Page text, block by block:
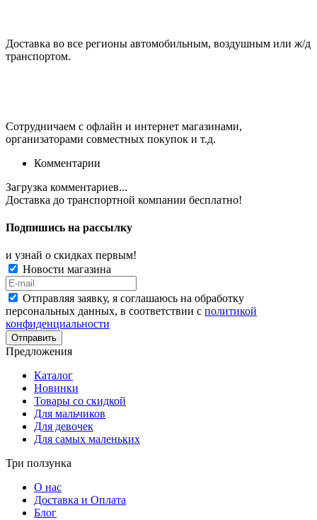
Доставка во все регионы автомобильным, воздушным или ж/д
транспортом.
Сотрудничаем с офлайн и интернет магазинами,
организаторами совместных покупок и т.д.
Комментарии
Загрузка комментариев...
Доставка до транспортной компании бесплатно!
Подпишись на рассылку
и узнай о скидках первым!
Новости магазина
Отправляя заявку, я соглашаюсь на обработку
персональных данных, в соответствии с политикой
конфиденциальности
Отправить
Предложения
Каталог
Новинки
Товары со скидкой
Для мальчиков
Для девочек
Для самых маленьких
Три ползунка
О нас
Доставка и Оплата
Блог